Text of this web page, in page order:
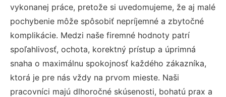
vykonanej práce, pretože si uvedomujeme, že aj malé
pochybenie môže spôsobiť nepríjemné a zbytočné
komplikácie. Medzi naše firemné hodnoty patrí
spoľahlivosť, ochota, korektný prístup a úprimná
snaha o maximálnu spokojnosť každého zákazníka,
ktorá je pre nás vždy na prvom mieste. Naši
pracovníci majú dlhoročné skúsenosti, bohatú prax a